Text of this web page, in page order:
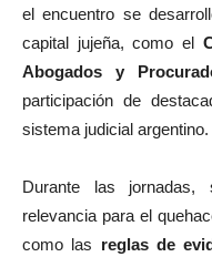
el encuentro se
capital jujeña, como el
Abogados y
participación de
sistema judicial argentino.
Durante las jornadas,
relevancia para el
como las reglas de